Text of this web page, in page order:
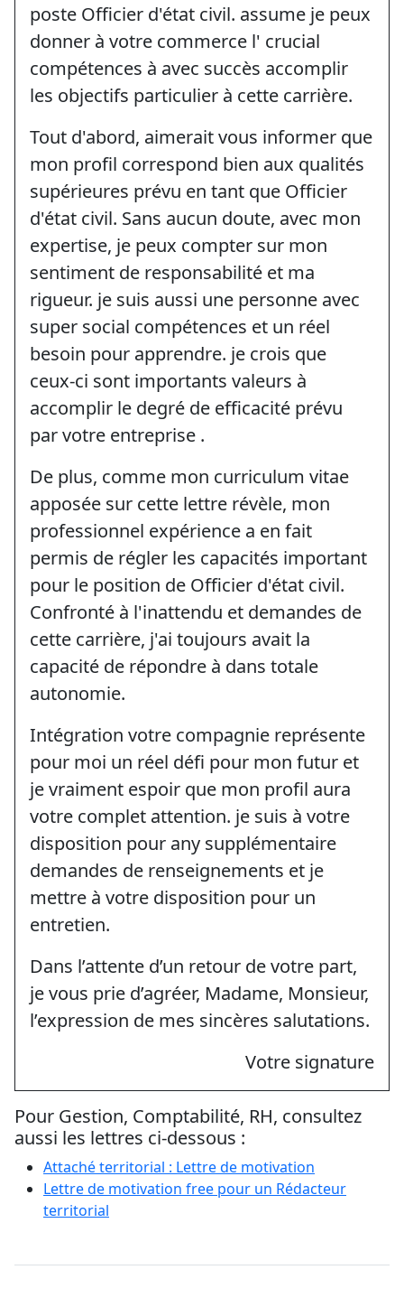
poste Officier d'état civil. assume je peux
donner à votre commerce l' crucial
compétences à avec succès accomplir
les objectifs particulier à cette carrière.
Tout d'abord, aimerait vous informer que
mon profil correspond bien aux qualités
supérieures prévu en tant que Officier
d'état civil. Sans aucun doute, avec mon
expertise, je peux compter sur mon
sentiment de responsabilité et ma
rigueur. je suis aussi une personne avec
super social compétences et un réel
besoin pour apprendre. je crois que
ceux-ci sont importants valeurs à
accomplir le degré de efficacité prévu
par votre entreprise .
De plus, comme mon curriculum vitae
apposée sur cette lettre révèle, mon
professionnel expérience a en fait
permis de régler les capacités important
pour le position de Officier d'état civil.
Confronté à l'inattendu et demandes de
cette carrière, j'ai toujours avait la
capacité de répondre à dans totale
autonomie.
Intégration votre compagnie représente
pour moi un réel défi pour mon futur et
je vraiment espoir que mon profil aura
votre complet attention. je suis à votre
disposition pour any supplémentaire
demandes de renseignements et je
mettre à votre disposition pour un
entretien.
Dans l’attente d’un retour de votre part,
je vous prie d’agréer, Madame, Monsieur,
l’expression de mes sincères salutations.
Votre signature
Pour Gestion, Comptabilité, RH, consultez
aussi les lettres ci-dessous :
Attaché territorial : Lettre de motivation
Lettre de motivation free pour un Rédacteur
territorial